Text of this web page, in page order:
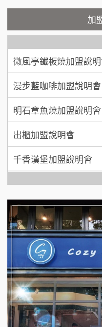
顏 先生/小姐
廖 先生/小姐
加盟預算
【曉妍美妝】誠徵行政
自助洗衣店誠徵代洗收
MUSHEN徵SPA美容芳
日十。早午食加盟說明
拾鑶火鍋加盟說明會
全家加盟說明會
台灣G湯加盟說明會
彭富貴加盟說明會
NU PASTA義大利麵
潮鍋癮加盟說明會
蓁伙烤倆吃加盟說明會
霏等茶加盟說明會
加
鮮茶道加盟說明會
微風亭鐵板燒加盟說
漫步藍咖啡加盟說明會
明石章魚燒加盟說明會
出櫃加盟說明會
千香漢堡加盟說明會
七盞茶加盟說明會
拉亞漢堡加盟說明會
杜芳子古味茶鋪加盟
優握握×酸奶大獅加盟
冬城門加盟說明會
拾鑶火鍋加盟說明會
阿性情趣無人販售所